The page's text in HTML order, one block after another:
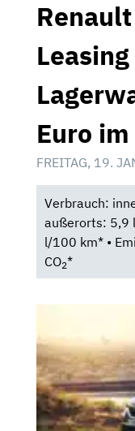
Euro
FREITAG, 19.
Verbrauch:
außerorts: 5,9
l/100 km* •
CO2*